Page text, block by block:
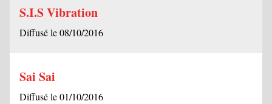
S.I.S Vibration
Diffusé le 08/10/2016
Sai Sai
Diffusé le 01/10/2016